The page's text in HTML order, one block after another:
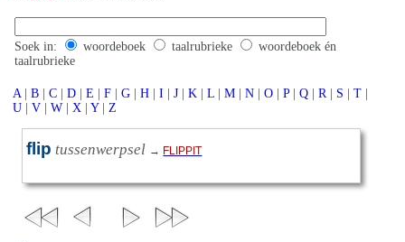
Soek in: woordeboek taalrubrieke
woordeboek én
taalrubrieke
A | B | C | D | E | F | G | H | I | J | K | L | M | N | O | P | Q | R | S | T |
U | V | W | X | Y | Z
flip tussenwerpsel → FLIPPIT